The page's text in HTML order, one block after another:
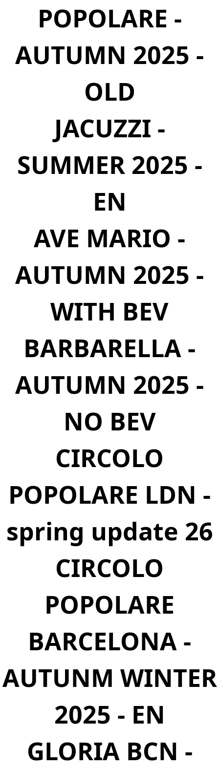
POPOLARE -
AUTUMN 2025 -
OLD
JACUZZI -
SUMMER 2025 -
EN
AVE MARIO -
AUTUMN 2025 -
WITH BEV
BARBARELLA -
AUTUMN 2025 -
NO BEV
CIRCOLO
POPOLARE LDN -
spring update 26
CIRCOLO
POPOLARE
BARCELONA -
AUTUNM WINTER
2025 - EN
GLORIA BCN -